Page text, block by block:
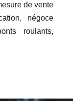
de vente
négoce
roulants,